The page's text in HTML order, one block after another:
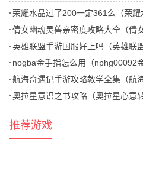
荣耀水晶过了200一定361么（荣耀
倩女幽魂灵兽亲密度攻略大全（倩
英雄联盟手游国服好上吗（英雄联
nogba金手指怎么用（nphg00092
航海奇遇记手游攻略教学全集（航
奥拉星意识之书攻略（奥拉星心意转
推荐游戏